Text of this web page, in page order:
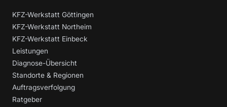
KFZ-Werkstatt Göttingen
KFZ-Werkstatt Northeim
KFZ-Werkstatt Einbeck
Leistungen
Diagnose-Übersicht
Standorte & Regionen
Auftragsverfolgung
Ratgeber